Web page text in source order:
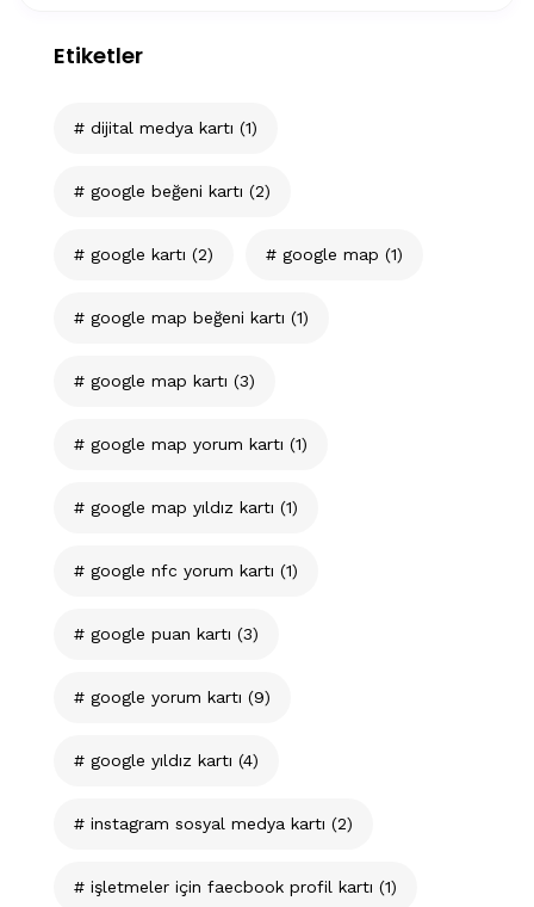
Etiketler
dijital medya kartı (1)
google beğeni kartı (2)
google kartı (2) google map (1)
google map beğeni kartı (1)
google map kartı (3)
google map yorum kartı (1)
google map yıldız kartı (1)
google nfc yorum kartı (1)
google puan kartı (3)
google yorum kartı (9)
google yıldız kartı (4)
instagram sosyal medya kartı (2)
işletmeler için faecbook profil kartı (1)